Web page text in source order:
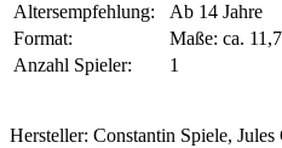
Altersempfehlung:
Ab 14 Jahre
Format:
Maße: ca.
Anzahl Spieler:
1
Hersteller: Constantin Spiele,